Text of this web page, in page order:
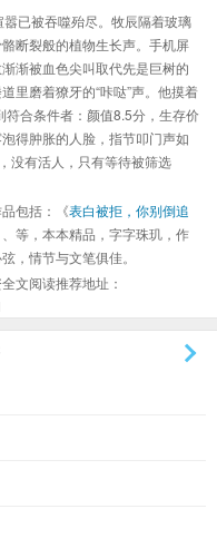
已被吞噬殆尽。牧辰隔着玻璃
断裂般的植物生长声。手机屏
渐被血色尖叫取代先是巨树的
里磨着獠牙的“咔哒”声。他摸着
符合条件者：颜值8.5分，生存价
得肿胀的人脸，指节叩门声如
有活人，只有等待被筛选
包括：《表白被拒，你别倒追
、等，本本精品，字字珠玑，作
，情节与文笔俱佳。
文阅读推荐地址：